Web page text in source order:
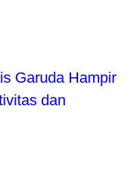
Garuda Hampir
dan